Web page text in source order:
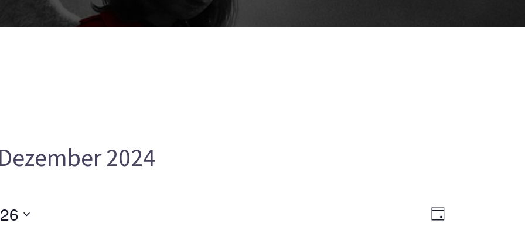
Dezember 2024
TAG